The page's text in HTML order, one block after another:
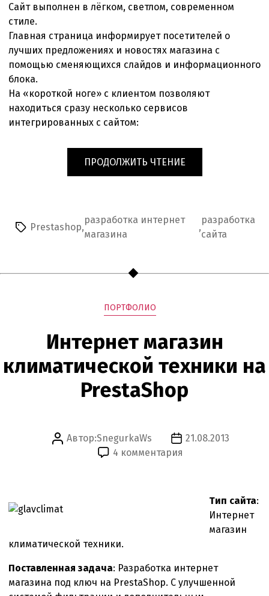
Сайт выполнен в лёгком, светлом, современном
стиле.
Главная страница информирует посетителей о
лучших предложениях и новостях магазина с
помощью сменяющихся слайдов и информационного
блока.
На «короткой ноге» с клиентом позволяют
находиться сразу несколько сервисов
интегрированных с сайтом:
ПРОДОЛЖИТЬ ЧТЕНИЕ«СОВРЕМЕННЫЙ
ИНТЕРНЕТ
ТОВАРОВ.»
Метки
Prestashop,
разработка интернет
магазина
,
разработка
сайта
Рубрики
ПОРТФОЛИО
Интернет магазин
климатической техники на
PrestaShop
Автор
Автор:SnegurkaWs
Дата
записи
21.08.2013
4 комментария
магазин
климатической
Тип сайта:
Интернет
магазин
климатической техники.
Поставленная задача: Разработка интернет
магазина под ключ на PrestaShop. С улучшенной